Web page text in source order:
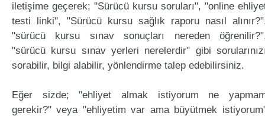
iletişime geçerek; "Sürücü kursu soruları", "online
testi linki", "Sürücü kursu sağlık raporu nasıl
"sürücü kursu sınav sonuçları nereden
"sürücü kursu sınav yerleri nerelerdir" gibi
sorabilir, bilgi alabilir, yönlendirme talep edebilirsiniz.
Eğer sizde; "ehliyet almak istiyorum ne
gerekir?" veya "ehliyetim var ama büyütmek